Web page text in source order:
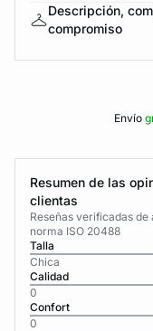
Descripción,
compromiso
Envío
Resumen de las
clientas
Reseñas verificadas
norma ISO 20488
Talla
Chica
Calidad
0
Confort
0